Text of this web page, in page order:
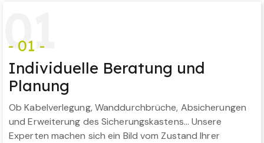
01
- 01 -
Individuelle Beratung und
Planung
Ob Kabelverlegung, Wanddurchbrüche, Absicherungen
und Erweiterung des Sicherungskastens… Unsere
Experten machen sich ein Bild vom Zustand Ihrer